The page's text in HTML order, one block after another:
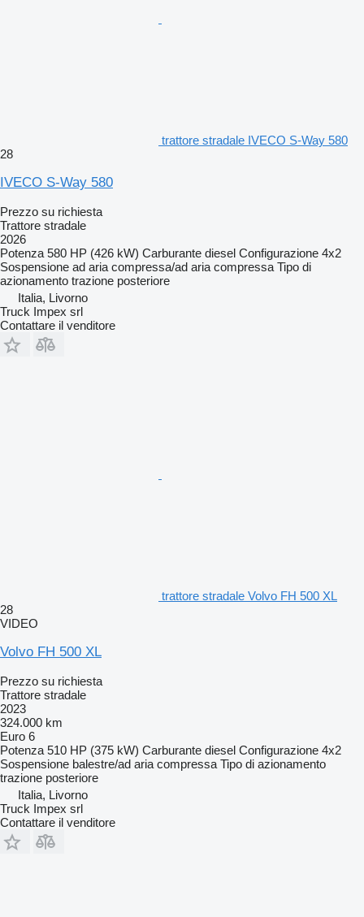
trattore stradale IVECO S-Way 580
28
IVECO S-Way 580
Prezzo su richiesta
Trattore stradale
2026
Potenza 580 HP (426 kW) Carburante diesel Configurazione 4x2
Sospensione ad aria compressa/ad aria compressa Tipo di
azionamento trazione posteriore
Italia, Livorno
Truck Impex srl
Contattare il venditore
trattore stradale Volvo FH 500 XL
28
VIDEO
Volvo FH 500 XL
Prezzo su richiesta
Trattore stradale
2023
324.000 km
Euro 6
Potenza 510 HP (375 kW) Carburante diesel Configurazione 4x2
Sospensione balestre/ad aria compressa Tipo di azionamento
trazione posteriore
Italia, Livorno
Truck Impex srl
Contattare il venditore